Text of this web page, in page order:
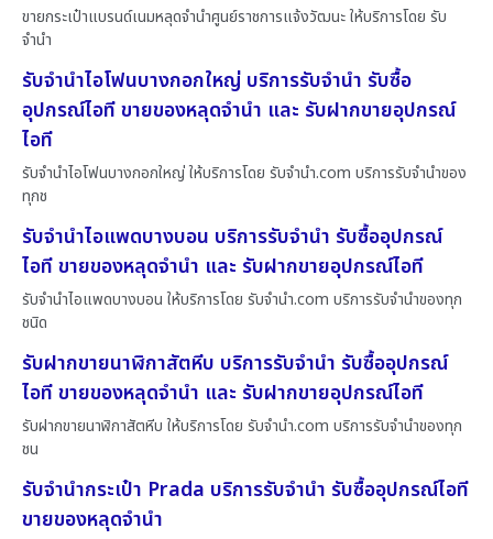
ขายกระเป๋าแบรนด์เนมหลุดจำนำศูนย์ราชการแจ้งวัฒนะ ให้บริการโดย รับ
จํานํา
รับจำนำไอโฟนบางกอกใหญ่ บริการรับจำนำ รับซื้อ
อุปกรณ์ไอที ขายของหลุดจำนำ และ รับฝากขายอุปกรณ์
ไอที
รับจำนำไอโฟนบางกอกใหญ่ ให้บริการโดย รับจํานํา.com บริการรับจำนำของ
ทุกช
รับจำนำไอแพดบางบอน บริการรับจำนำ รับซื้ออุปกรณ์
ไอที ขายของหลุดจำนำ และ รับฝากขายอุปกรณ์ไอที
รับจำนำไอแพดบางบอน ให้บริการโดย รับจํานํา.com บริการรับจำนำของทุก
ชนิด
รับฝากขายนาฬิกาสัตหีบ บริการรับจำนำ รับซื้ออุปกรณ์
ไอที ขายของหลุดจำนำ และ รับฝากขายอุปกรณ์ไอที
รับฝากขายนาฬิกาสัตหีบ ให้บริการโดย รับจํานํา.com บริการรับจำนำของทุก
ชน
รับจำนำกระเป๋า Prada บริการรับจำนำ รับซื้ออุปกรณ์ไอที
ขายของหลุดจำนำ